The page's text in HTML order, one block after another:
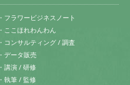
・フラワービジネスノート
・ここほれわんわん
・コンサルティング / 調査
・データ販売
・講演 / 研修
・執筆 / 監修